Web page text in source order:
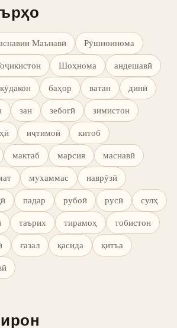
Маънавӣ Рӯшноинома
Шоҳнома андешавӣ
баҳор ватан динӣ
зан зебогӣ зимистон
иҷтимоӣ китоб
мактаб марсия маснавӣ
мухаммас наврӯзӣ
падар рубоӣ русӣ сулҳ
таърих тирамоҳ тобистон
ғазал қасида қитъа